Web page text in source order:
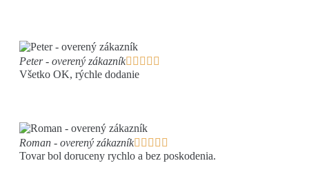
Peter - overený zákazník    
Všetko OK, rýchle dodanie
Roman - overený zákazník    
Tovar bol doruceny rychlo a bez poskodenia.